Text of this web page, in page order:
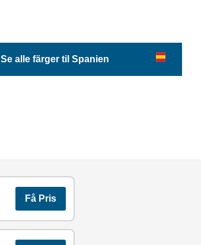
Se alle färger til Spanien
Få Pris